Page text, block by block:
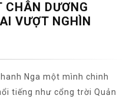
CHÂN DƯƠNG
VƯỢT NGHÌN
Nga một mình chinh
tiếng như cổng trời Quản